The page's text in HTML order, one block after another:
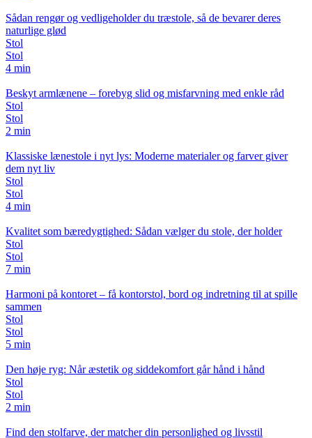
Sådan rengør og vedligeholder du træstole, så de bevarer deres
naturlige glød
Stol
Stol
4 min
Beskyt armlænene – forebyg slid og misfarvning med enkle råd
Stol
Stol
2 min
Klassiske lænestole i nyt lys: Moderne materialer og farver giver
dem nyt liv
Stol
Stol
4 min
Kvalitet som bæredygtighed: Sådan vælger du stole, der holder
Stol
Stol
7 min
Harmoni på kontoret – få kontorstol, bord og indretning til at spille
sammen
Stol
Stol
5 min
Den høje ryg: Når æstetik og siddekomfort går hånd i hånd
Stol
Stol
2 min
Find den stolfarve, der matcher din personlighed og livsstil